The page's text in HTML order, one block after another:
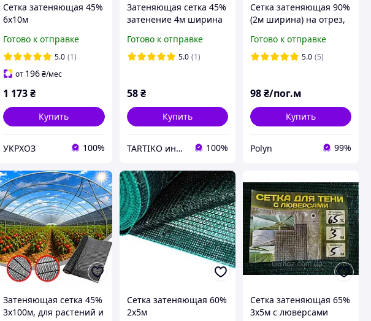
Сетка затеняющая 45%
6х10м
Готово к отправке
5.0 (1)
от 196₴/мес
1 173₴
Купить
УКРХОЗ 100%
Затеняющая сетка 45%
затенение 4м ширина
затенения растений
защита от солнца и
Готово к отправке
5.0 (1)
58 ₴
Купить
TARTIKO интернет магазин для дома и дачи 100%
Сетка затеняющая 90%
(2м ширина) на отрез,
Готово к отправке
5.0 (5)
98₴/пог.м
Купить
Polyn 99%
Затеняющая сетка 45%
3х100м, для растений и
Сетка затеняющая 60%
2х5м
Сетка затеняющая 65%
3х5м с люверсами